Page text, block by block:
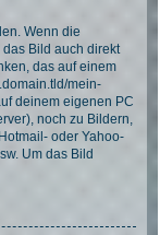
Wenn die
Bild auch direkt
das auf einem
mein-
deinem eigenen PC
noch zu Bildern,
oder Yahoo-
Um das Bild